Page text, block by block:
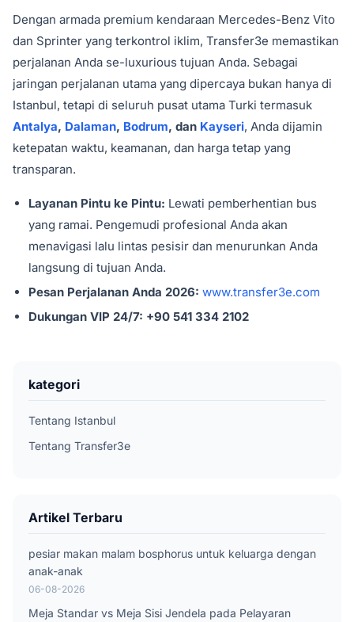
Dengan armada premium kendaraan Mercedes-Benz Vito
dan Sprinter yang terkontrol iklim, Transfer3e memastikan
perjalanan Anda se-luxurious tujuan Anda. Sebagai
jaringan perjalanan utama yang dipercaya bukan hanya di
Istanbul, tetapi di seluruh pusat utama Turki termasuk
Antalya, Dalaman, Bodrum, dan Kayseri, Anda dijamin
ketepatan waktu, keamanan, dan harga tetap yang
transparan.
Layanan Pintu ke Pintu: Lewati pemberhentian bus
yang ramai. Pengemudi profesional Anda akan
menavigasi lalu lintas pesisir dan menurunkan Anda
langsung di tujuan Anda.
Pesan Perjalanan Anda 2026: www.transfer3e.com
Dukungan VIP 24/7: +90 541 334 2102
kategori
Tentang Istanbul
Tentang Transfer3e
Artikel Terbaru
pesiar makan malam bosphorus untuk keluarga dengan
anak-anak
06-08-2026
Meja Standar vs Meja Sisi Jendela pada Pelayaran